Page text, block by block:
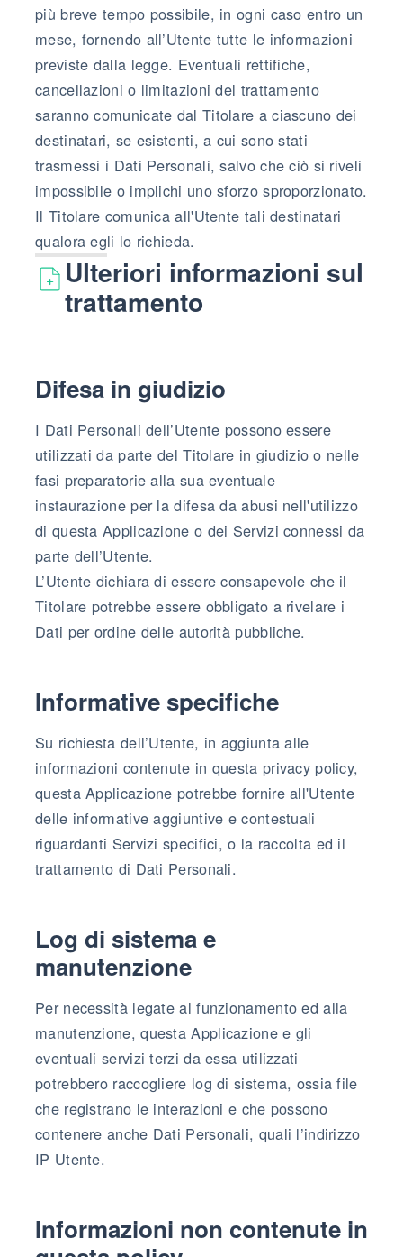
più breve tempo possibile, in ogni caso entro un
mese, fornendo all’Utente tutte le informazioni
previste dalla legge. Eventuali rettifiche,
cancellazioni o limitazioni del trattamento
saranno comunicate dal Titolare a ciascuno dei
destinatari, se esistenti, a cui sono stati
trasmessi i Dati Personali, salvo che ciò si riveli
impossibile o implichi uno sforzo sproporzionato.
Il Titolare comunica all'Utente tali destinatari
qualora egli lo richieda.
Ulteriori informazioni sul
trattamento
Difesa in giudizio
I Dati Personali dell’Utente possono essere
utilizzati da parte del Titolare in giudizio o nelle
fasi preparatorie alla sua eventuale
instaurazione per la difesa da abusi nell'utilizzo
di questa Applicazione o dei Servizi connessi da
parte dell’Utente.
L’Utente dichiara di essere consapevole che il
Titolare potrebbe essere obbligato a rivelare i
Dati per ordine delle autorità pubbliche.
Informative specifiche
Su richiesta dell’Utente, in aggiunta alle
informazioni contenute in questa privacy policy,
questa Applicazione potrebbe fornire all'Utente
delle informative aggiuntive e contestuali
riguardanti Servizi specifici, o la raccolta ed il
trattamento di Dati Personali.
Log di sistema e
manutenzione
Per necessità legate al funzionamento ed alla
manutenzione, questa Applicazione e gli
eventuali servizi terzi da essa utilizzati
potrebbero raccogliere log di sistema, ossia file
che registrano le interazioni e che possono
contenere anche Dati Personali, quali l’indirizzo
IP Utente.
Informazioni non contenute in